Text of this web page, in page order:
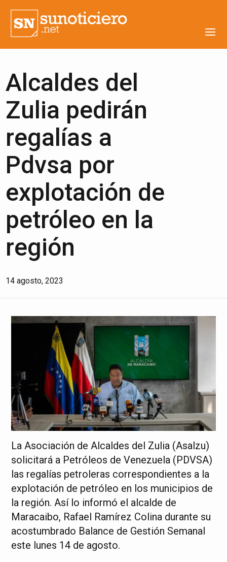
Alcaldes del
Zulia pedirán
regalías a
Pdvsa por
explotación de
petróleo en la
región
14 agosto, 2023
La Asociación de Alcaldes del Zulia (Asalzu)
solicitará a Petróleos de Venezuela (PDVSA)
las regalías petroleras correspondientes a la
explotación de petróleo en los municipios de
la región. Así lo informó el alcalde de
Maracaibo, Rafael Ramírez Colina durante su
acostumbrado Balance de Gestión Semanal
este lunes 14 de agosto.